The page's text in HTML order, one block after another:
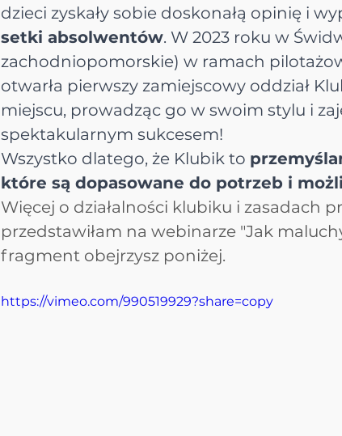
dzieci zyskały sobie doskonałą opinię i
setki absolwentów. W 2023 roku w
zachodniopomorskie) w ramach
otwarła pierwszy zamiejscowy oddział
miejscu, prowadząc go w swoim stylu i
spektakularnym sukcesem!
Wszystko dlatego, że Klubik to
które są dopasowane do potrzeb i
Więcej o działalności klubiku i zasadach
przedstawiłam na webinarze "Jak
fragment obejrzysz poniżej.
https://vimeo.com/990519929?share=copy